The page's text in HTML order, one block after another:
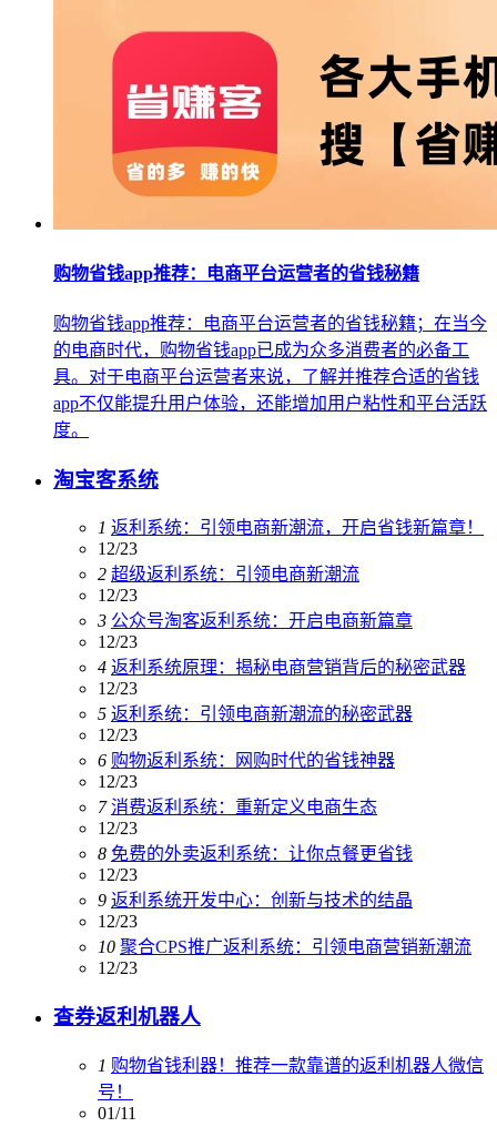
购物省钱app推荐：电商平台运营者的省钱秘籍
购物省钱app推荐：电商平台运营者的省钱秘籍；在当今
的电商时代，购物省钱app已成为众多消费者的必备工
具。对于电商平台运营者来说，了解并推荐合适的省钱
app不仅能提升用户体验，还能增加用户粘性和平台活跃
度。
淘宝客系统
1 返利系统：引领电商新潮流，开启省钱新篇章！
12/23
2 超级返利系统：引领电商新潮流
12/23
3 公众号淘客返利系统：开启电商新篇章
12/23
4 返利系统原理：揭秘电商营销背后的秘密武器
12/23
5 返利系统：引领电商新潮流的秘密武器
12/23
6 购物返利系统：网购时代的省钱神器
12/23
7 消费返利系统：重新定义电商生态
12/23
8 免费的外卖返利系统：让你点餐更省钱
12/23
9 返利系统开发中心：创新与技术的结晶
12/23
10 聚合CPS推广返利系统：引领电商营销新潮流
12/23
查券返利机器人
1 购物省钱利器！推荐一款靠谱的返利机器人微信
号！
01/11